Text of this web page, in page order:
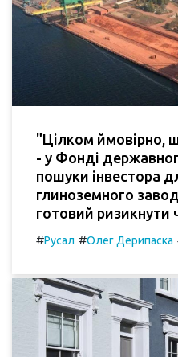
"Цілком ймовірно,
- у Фонді
пошуки інвестора
глиноземного
готовий ризикнути
#Русал #Олег Дерипаска